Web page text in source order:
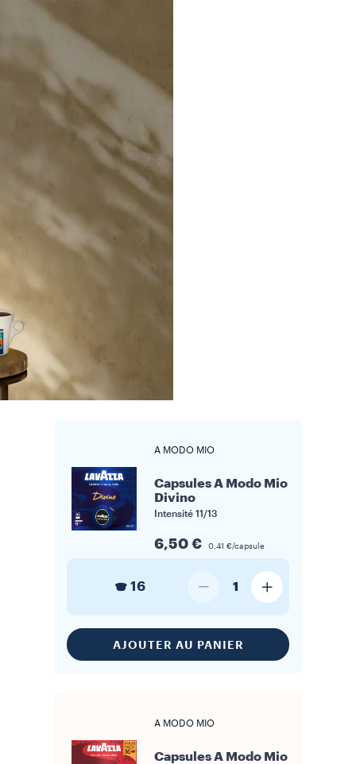
A MODO MIO
Capsules A Modo Mio
Divino
Intensité 11/13
6,50 € 0,41 €/capsule
16 1
AJOUTER AU PANIER
A MODO MIO
Capsules A Modo Mio